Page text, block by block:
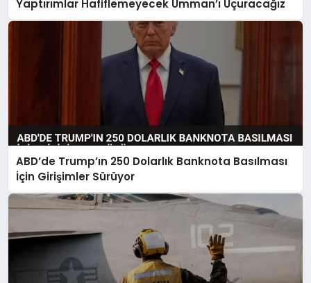
Yaptırımlar Hafiflemeyecek Umman’ı Uçuracağız
ABD’de Trump’ın 250 Dolarlık Banknota Basılması
İçin Girişimler Sürüyor